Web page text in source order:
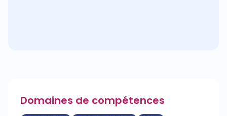
Domaines de compétences